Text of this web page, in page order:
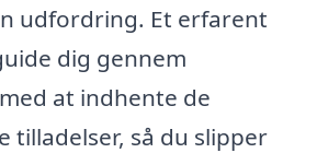
udfordring. Et erfarent
dig gennem
at indhente de
tilladelser, så du slipper